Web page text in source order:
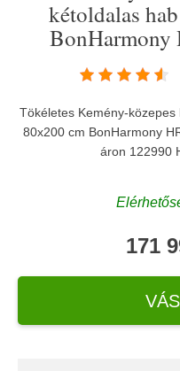
kétoldalas
Tökéletes Kemény-
80x200 cm BonHarmony
áron 122990
171